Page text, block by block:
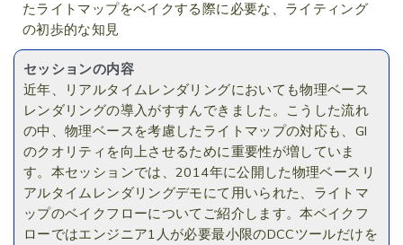
たライトマップをベイクする際に必要な、ライティング
の初歩的な知見
セッションの内容
近年、リアルタイムレンダリングにおいても物理ベース
レンダリングの導入がすすんできました。こうした流れ
の中、物理ベースを考慮したライトマップの対応も、GI
のクオリティを向上させるために重要性が増していま
す。本セッションでは、2014年に公開した物理ベースリ
アルタイムレンダリングデモにて用いられた、ライトマ
ップのベイクフローについてご紹介します。本ベイクフ
ローではエンジニア1人が必要最小限のDCCツールだけを